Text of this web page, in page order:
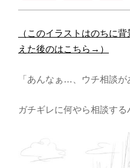
（このイラストはのちに
えた後のはこちら→）
「あんなぁ…、ウチ相談が
ガチギレに何やら相談する